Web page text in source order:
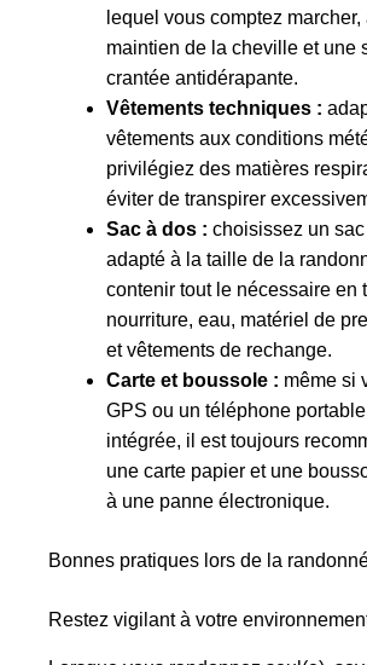
lequel vous comptez
maintien de la cheville et une
crantée antidérapante.
Vêtements techniques :
vêtements aux conditions
privilégiez des matières
éviter de transpirer
Sac à dos : choisissez un
adapté à la taille de la
contenir tout le nécessaire en
nourriture, eau, matériel de
et vêtements de rechange.
Carte et boussole : même si
GPS ou un téléphone
intégrée, il est toujours
une carte papier et une
à une panne électronique.
Bonnes pratiques lors de la
Restez vigilant à votre